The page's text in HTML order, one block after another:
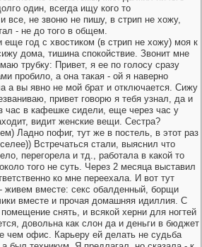
один, всегда ищу кого то
все, не звоню не пишу, в стрип не хожу,
- не до того в общем.
еще год с хвостиком (в стрип не хожу) моя к
дома, тишина спокойствие. Звонит мне
трубку: Привет, я ее по голосу сразу
пробило, а она такая - ой я наверно
а вы явно не мой брат и отключается. Сижу
привет говорю я тебя узнал, да и
час в кафешке сидели, еще через час у
видит женские вещи. Сестра?
Ладно пофиг, тут же в постель, в этот раз
Встречаться стали, выяснил что
перегорела и тд., работала в какой то
того не суть. Через 2 месяца выставил
ко мне переехала. И вот тут
живем вместе: секс обалденный, борщи
вместе и прочая домашняя идиллия. С
снять, и всякой херни для ногтей
довольна как слон да и деньги в бюджет
чем офис. Карьеру ей делать не судьба